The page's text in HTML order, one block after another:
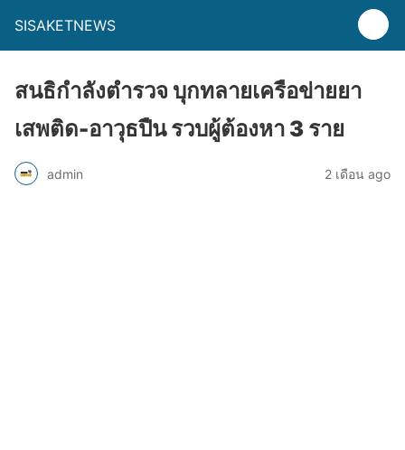
SISAKETNEWS
สนธิกำลังตำรวจ บุกทลายเครือข่ายยา
เสพติด-อาวุธปืน รวบผู้ต้องหา 3 ราย
admin 2 เดือน ago